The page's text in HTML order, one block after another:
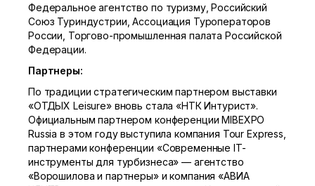
Федеральное агентство по туризму, Российский
Союз Туриндустрии, Ассоциация Туроператоров
России, Торгово-промышленная палата Российской
Федерации.
Партнеры:
По традиции стратегическим партнером выставки
«ОТДЫХ Leisure» вновь стала «НТК Интурист».
Официальным партнером конференции MIBEXPO
Russia в этом году выступила компания Tour Express,
партнерами конференции «Современные IT-
инструменты для турбизнеса» — агентство
«Ворошилова и партнеры» и компания «АВИА